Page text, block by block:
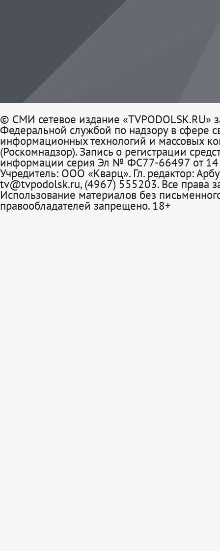
© СМИ сетевое издание «TVPODOLSK.RU»
Федеральной службой по надзору в сфере
информационных технологий и массовых
(Роскомнадзор). Запись о регистрации
информации серия Эл № ФС77-66497 от 14
Учредитель: ООО «Кварц». Гл. редактор:
tv@tvpodolsk.ru, (4967) 555203. Все права
Использование материалов без
правообладателей запрещено. 18+